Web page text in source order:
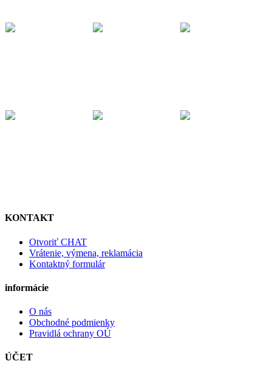
KONTAKT
Otvoriť CHAT
Vrátenie, výmena, reklamácia
Kontaktný formulár
informácie
O nás
Obchodné podmienky
Pravidlá ochrany OÚ
ÚČET